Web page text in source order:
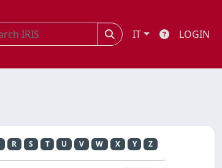
IT LOGIN
R S T U V W X Y Z